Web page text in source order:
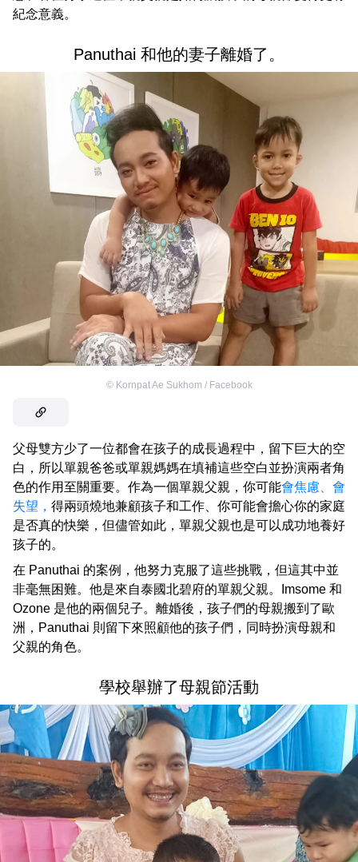
紀念意義。
Panuthai 和他的妻子離婚了。
© Kornpat Ae Sukhom / Facebook
父母雙方少了一位都會在孩子的成長過程中，留下巨大的空
白，所以單親爸爸或單親媽媽在填補這些空白並扮演兩者角
色的作用至關重要。作為一個單親父親，你可能會焦慮、會
失望， 得兩頭燒地兼顧孩子和工作、你可能會擔心你的家庭
是否真的快樂，但儘管如此，單親父親也是可以成功地養好
孩子的。
在 Panuthai 的案例，他努力克服了這些挑戰，但這其中並
非毫無困難。他是來自泰國北碧府的單親父親。Imsome 和
Ozone 是他的兩個兒子。離婚後，孩子們的母親搬到了歐
洲，Panuthai 則留下來照顧他的孩子們，同時扮演母親和
父親的角色。
學校舉辦了母親節活動